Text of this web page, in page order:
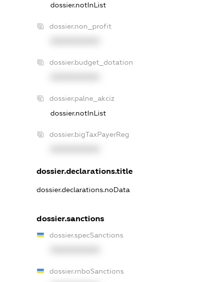
dossier.notInList
dossier.non_profit
dossier.budget_dotation
dossier.palne_akciz
dossier.notInList
dossier.bigTaxPayerReg
dossier.declarations.title
dossier.declarations.noData
dossier.sanctions
dossier.specSanctions
dossier.rnboSanctions